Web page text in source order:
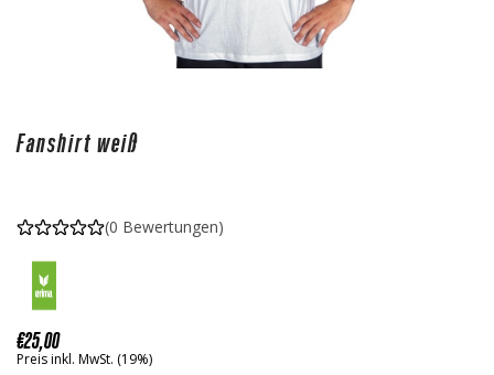
Fanshirt weiß
(0 Bewertungen)
€25,00
Preis inkl. MwSt. (19%)